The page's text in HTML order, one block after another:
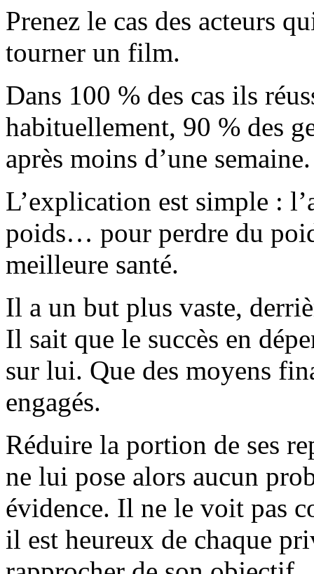
Prenez le cas des acteurs
tourner un film.
Dans 100 % des cas ils
habituellement, 90 % des
après moins d’une semaine.
L’explication est simple :
poids… pour perdre du
meilleure santé.
Il a un but plus vaste,
Il sait que le succès en
sur lui. Que des moyens
engagés.
Réduire la portion de ses
ne lui pose alors aucun
évidence. Il ne le voit pas
il est heureux de chaque